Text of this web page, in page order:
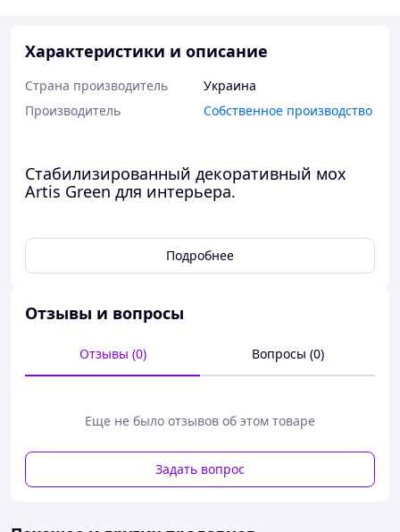
Характеристики и описание
Страна производитель
Украина
Производитель
Собственное производство
Стабилизированный декоративный мох
Artis Green для интерьера.
🔍
ПОЧЕМУ ИМЕННО НАШ МОХ?
осыпается, плотный и упругий.
текстуру до 10 лет.
Эко-безопасность– не токсичен,
Собран вручную
– никакой
автоматизации, только бережный подход.
Нам доверяют– наш мох украшает
офисы BlaBlaCar, Leleka, 1+1.
Выдаем правила эксплуатации,
Подробнее
Отзывы и вопросы
Отзывы (0) Вопросы (0)
Еще не было отзывов об этом товаре
Задать вопрос